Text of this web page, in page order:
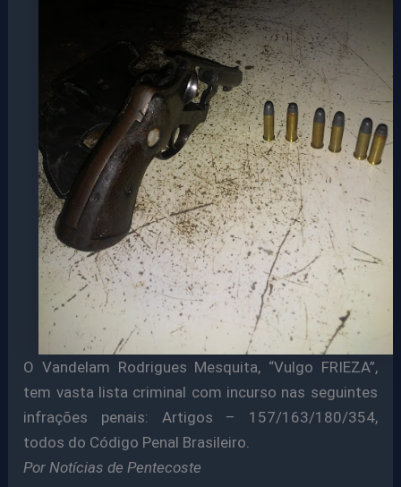
O Vandelam Rodrigues Mesquita, “Vulgo FRIEZA”,
tem vasta lista criminal com incurso nas seguintes
infrações penais: Artigos – 157/163/180/354,
todos do Código Penal Brasileiro.
Por Notícias de Pentecoste